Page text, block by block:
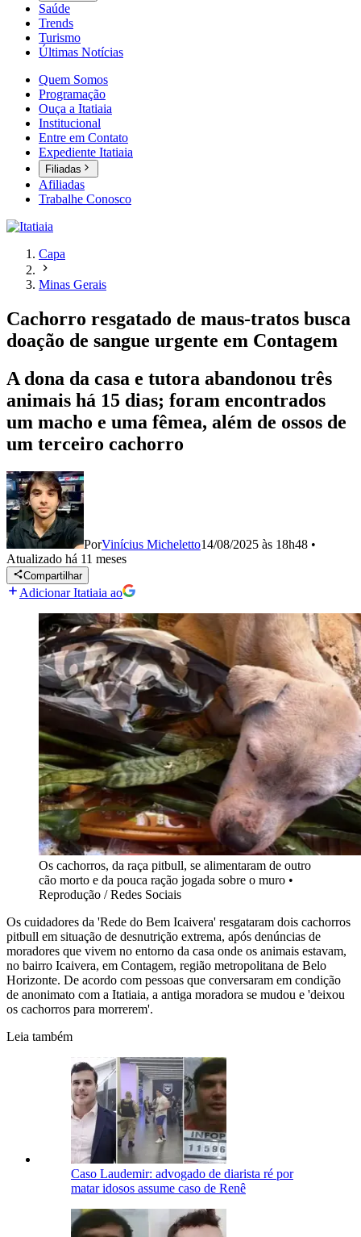
Saúde
Trends
Turismo
Últimas Notícias
Quem Somos
Programação
Ouça a Itatiaia
Institucional
Entre em Contato
Expediente Itatiaia
Filiadas
Afiliadas
Trabalhe Conosco
Capa
Minas Gerais
Cachorro resgatado de maus-tratos busca
doação de sangue urgente em Contagem
A dona da casa e tutora abandonou três
animais há 15 dias; foram encontrados
um macho e uma fêmea, além de ossos de
um terceiro cachorro
PorVinícius Micheletto14/08/2025 às 18h48 •
Atualizado há 11 meses
Compartilhar
Adicionar Itatiaia ao
Os cachorros, da raça pitbull, se alimentaram de outro
cão morto e da pouca ração jogada sobre o muro •
Reprodução / Redes Sociais
Os cuidadores da 'Rede do Bem Icaivera' resgataram dois cachorros
pitbull em situação de desnutrição extrema, após denúncias de
moradores que vivem no entorno da casa onde os animais estavam,
no bairro Icaivera, em Contagem, região metropolitana de Belo
Horizonte. De acordo com pessoas que conversaram em condição
de anonimato com a Itatiaia, a antiga moradora se mudou e 'deixou
os cachorros para morrerem'.
Leia também
Caso Laudemir: advogado de diarista ré por
matar idosos assume caso de Renê